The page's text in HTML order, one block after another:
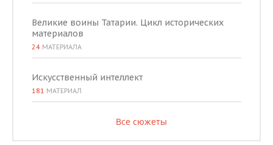
Великие воины Татарии. Цикл исторических
материалов
24 МАТЕРИАЛА
Искусственный интеллект
181 МАТЕРИАЛ
Все сюжеты